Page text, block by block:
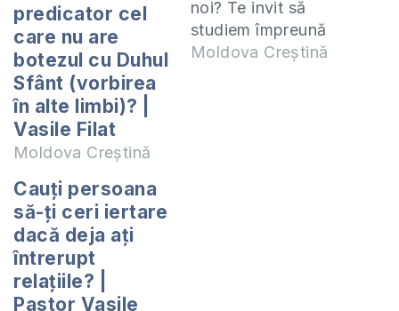
predicator cel
care nu are
botezul cu Duhul
Sfânt (vorbirea
în alte limbi)? |
Vasile Filat
Moldova Creștină
noi? Te invit să
studiem împreună
cartea 2 Samuel și 1
Moldova Creștină
Cauți persoana
să-ți ceri iertare
dacă deja ați
întrerupt
relațiile? |
Pastor Vasile